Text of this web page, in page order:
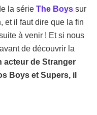
la série The Boys sur
et il faut dire que la fin
à venir ! Et si nous
de découvrir la
acteur de Stranger
Boys et Supers, il